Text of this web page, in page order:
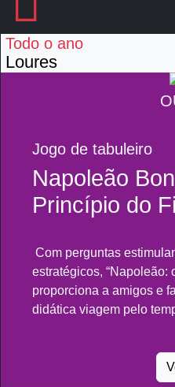
Todo o ano
Loures
Jogo de tabuleiro
Napoleão
Princípio do
Com perguntas
estratégicos, “Napoleão:
proporciona a amigos e
didática viagem pelo